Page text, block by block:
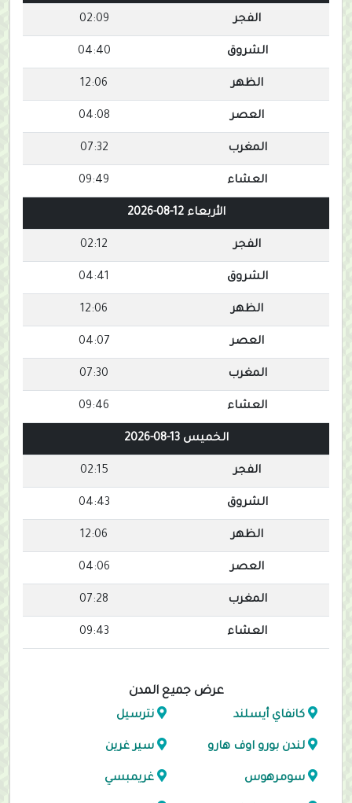
الفجر 02:09
الشروق 04:40
الظهر 12:06
العصر 04:08
المغرب 07:32
العشاء 09:49
الأربعاء 12-08-2026
الفجر 02:12
الشروق 04:41
الظهر 12:06
العصر 04:07
المغرب 07:30
العشاء 09:46
الخميس 13-08-2026
الفجر 02:15
الشروق 04:43
الظهر 12:06
العصر 04:06
المغرب 07:28
العشاء 09:43
عرض جميع المدن
كانفاي أيسلند نترسيل
لندن بورو اوف هارو سير غرين
سومرهوس غريمبسي